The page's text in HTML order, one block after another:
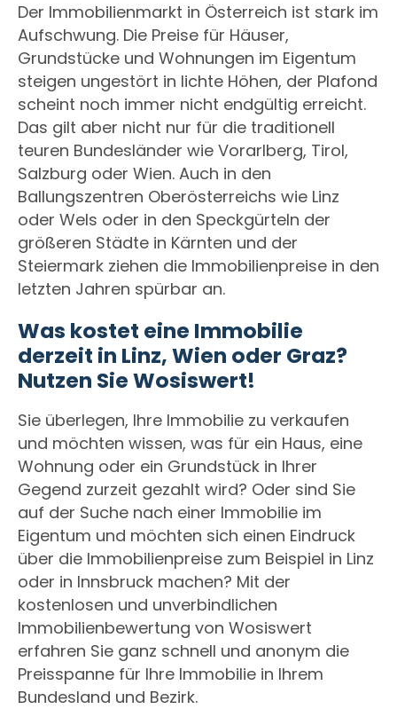
Der Immobilienmarkt in Österreich ist stark im
Aufschwung. Die Preise für Häuser,
Grundstücke und Wohnungen im Eigentum
steigen ungestört in lichte Höhen, der Plafond
scheint noch immer nicht endgültig erreicht.
Das gilt aber nicht nur für die traditionell
teuren Bundesländer wie Vorarlberg, Tirol,
Salzburg oder Wien. Auch in den
Ballungszentren Oberösterreichs wie Linz
oder Wels oder in den Speckgürteln der
größeren Städte in Kärnten und der
Steiermark ziehen die Immobilienpreise in den
letzten Jahren spürbar an.
Was kostet eine Immobilie
derzeit in Linz, Wien oder Graz?
Nutzen Sie Wosiswert!
Sie überlegen, Ihre Immobilie zu verkaufen
und möchten wissen, was für ein Haus, eine
Wohnung oder ein Grundstück in Ihrer
Gegend zurzeit gezahlt wird? Oder sind Sie
auf der Suche nach einer Immobilie im
Eigentum und möchten sich einen Eindruck
über die Immobilienpreise zum Beispiel in Linz
oder in Innsbruck machen? Mit der
kostenlosen und unverbindlichen
Immobilienbewertung von Wosiswert
erfahren Sie ganz schnell und anonym die
Preisspanne für Ihre Immobilie in Ihrem
Bundesland und Bezirk.